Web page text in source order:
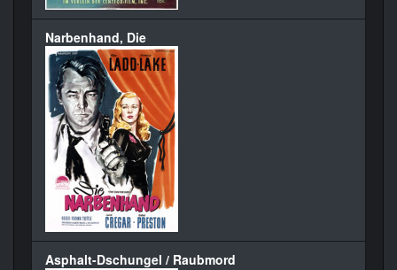
Narbenhand, Die
Asphalt-Dschungel / Raubmord